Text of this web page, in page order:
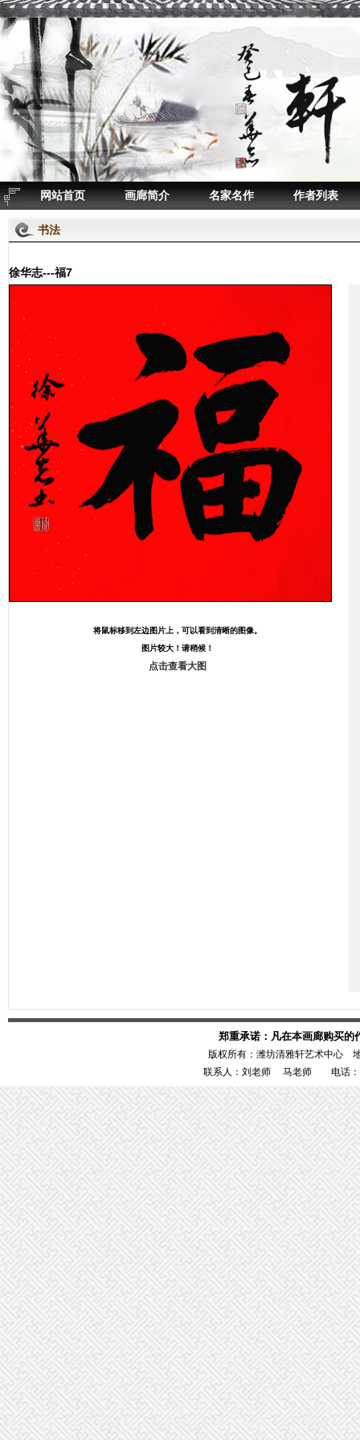
网站首页 画廊简介 名家名作 作者列表
书法
徐华志---福7
将鼠标移到左边图片上，可以看到清晰的图像。
图片较大！请稍候！
点击查看大图
郑重承诺：凡在本画廊购买的
版权所有：潍坊清雅轩艺术中心
联系人：刘老师 马老师 电话